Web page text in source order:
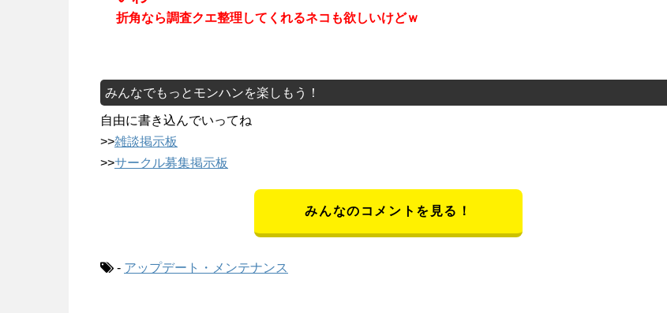
折角なら調査クエ整理してくれるネコも欲しいけどｗ
みんなでもっとモンハンを楽しもう！
自由に書き込んでいってね
>>雑談掲示板
>>サークル募集掲示板
みんなのコメントを見る！
- アップデート・メンテナンス